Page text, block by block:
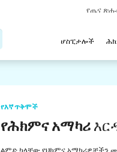
የጤና
ሆስፒታሎች
የእኛ ጥቅሞች
የሕክምና አማካሪ
ልምድ ካላቸው የህክምና አማካሪዎቻችን